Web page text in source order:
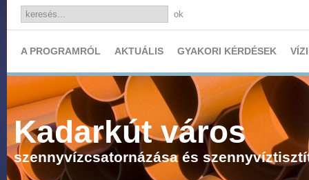
ok
A PROGRAMRÓL AKTUÁLIS GYAKORI KÉRDÉSEK
Kadarkút város
szennyvízcsatornázása és